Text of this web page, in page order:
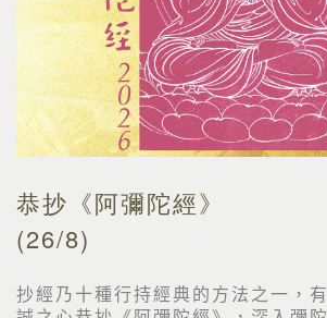
恭抄《阿彌陀經》
(26/8)
抄經乃十種行持經典的方法之一，